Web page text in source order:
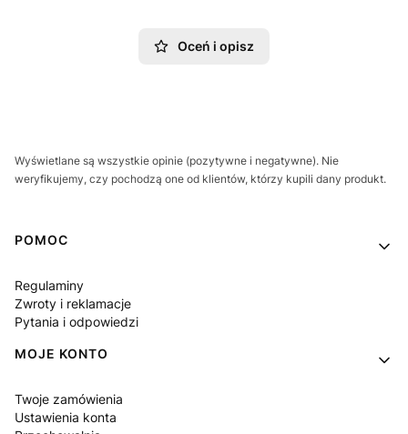
Oceń i opisz
Wyświetlane są wszystkie opinie (pozytywne i negatywne). Nie
weryfikujemy, czy pochodzą one od klientów, którzy kupili dany produkt.
Linki w stopce
POMOC
Regulaminy
Zwroty i reklamacje
Pytania i odpowiedzi
MOJE KONTO
Twoje zamówienia
Ustawienia konta